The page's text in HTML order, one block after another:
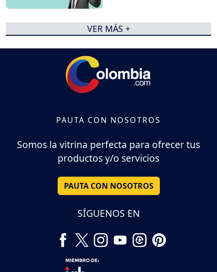
VER MÁS +
PAUTA CON NOSOTROS
Somos la vitrina perfecta para ofrecer tus
productos y/o servicios
PAUTA CON NOSOTROS
SÍGUENOS EN